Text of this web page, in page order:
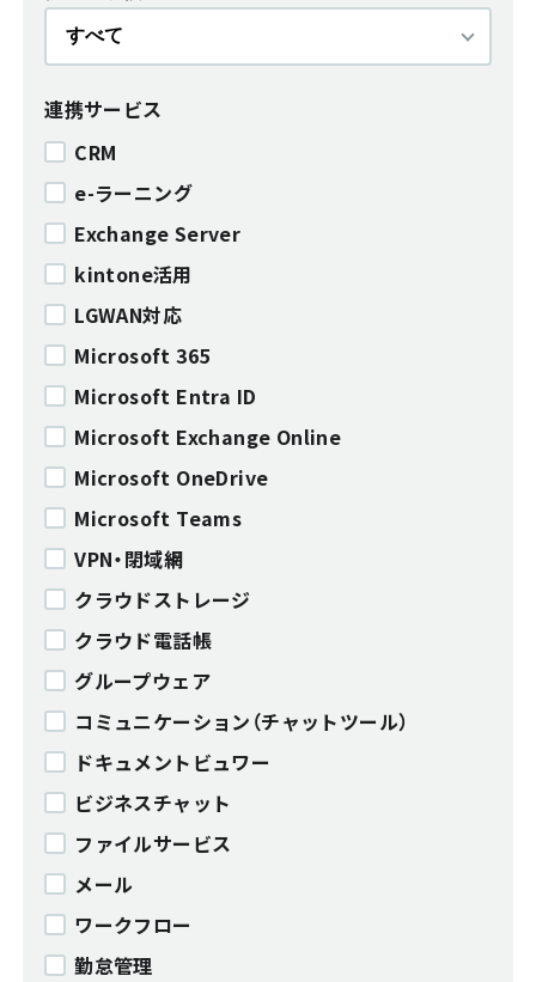
連携サービス
CRM
e-ラーニング
Exchange Server
kintone活用
LGWAN対応
Microsoft 365
Microsoft Entra ID
Microsoft Exchange Online
Microsoft OneDrive
Microsoft Teams
VPN・閉域網
クラウドストレージ
クラウド電話帳
グループウェア
コミュニケーション（チャットツール）
ドキュメントビュワー
ビジネスチャット
ファイルサービス
メール
ワークフロー
勤怠管理